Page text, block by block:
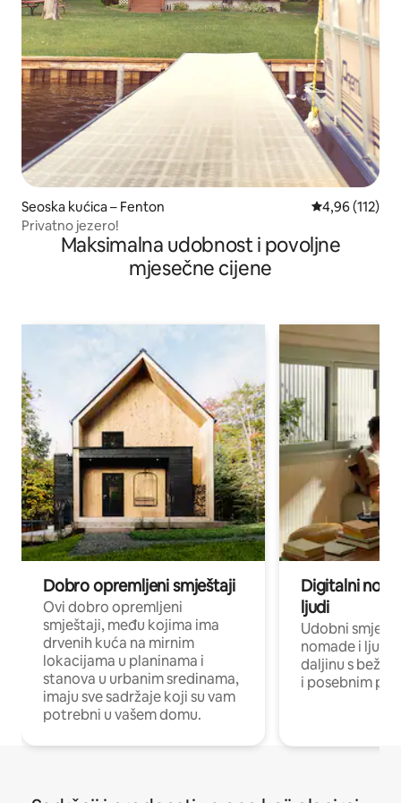
Seoska kućica – Fenton Prosječna
4,96 (112)
Privatno jezero!
Maksimalna udobnost i povoljne
mjesečne cijene
Dobro opremljeni smještaji
Ovi dobro opremljeni
smještaji, među kojima ima
drvenih kuća na mirnim
lokacijama u planinama i
stanova u urbanim sredinama,
imaju sve sadržaje koji su vam
potrebni u vašem domu.
Digitalni
ljudi
Udobni
nomade i ljude
daljinu s
i posebnim